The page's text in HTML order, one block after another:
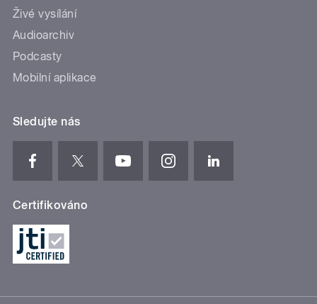
Živé vysílání
Audioarchiv
Podcasty
Mobilní aplikace
Sledujte nás
Certifikováno